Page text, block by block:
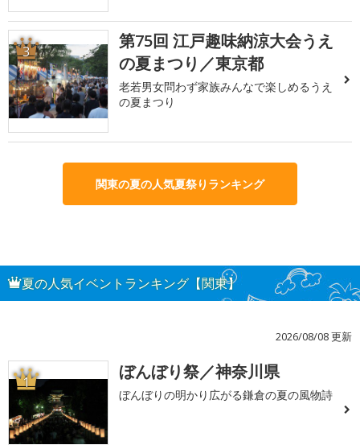
3
第75回 江戸趣味納涼大会うえ
の夏まつり／東京都
老若男女問わず家族みんなで楽しめるうえ
の夏まつり
関東の夏の人気夏祭りランキング
夏の人気イベントランキング【関東】
2026/08/08 更新
1 ぼんぼり祭／神奈川県
ぼんぼりの明かり広がる鎌倉の夏の風物詩